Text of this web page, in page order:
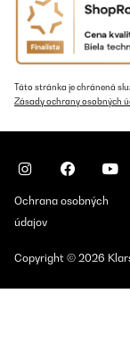
Táto stránka je chránená
Zásady ochrany osobných
Ochrana osobných
údajov
Copyright © 2026